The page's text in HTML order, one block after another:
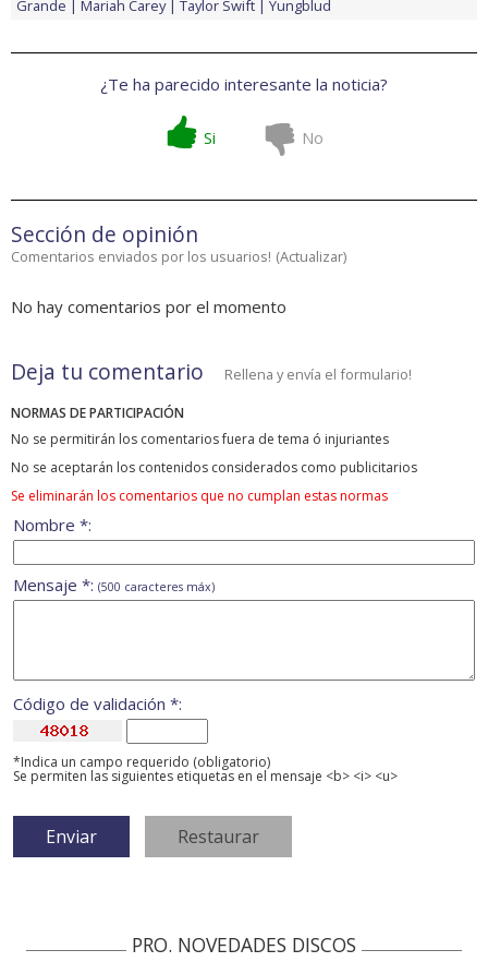
Grande Mariah Carey Taylor Swift Yungblud
¿Te ha parecido interesante la noticia?
Si No
Sección de opinión
Comentarios enviados por los usuarios! (Actualizar)
No hay comentarios por el momento
Deja tu comentario Rellena y envía el formulario!
NORMAS DE PARTICIPACIÓN
No se permitirán los comentarios fuera de tema ó injuriantes
No se aceptarán los contenidos considerados como publicitarios
Se eliminarán los comentarios que no cumplan estas normas
Nombre *:
Mensaje *: (500 caracteres máx)
Código de validación *:
*Indica un campo requerido (obligatorio)
Se permiten las siguientes etiquetas en el mensaje <b> <i> <u>
PRO. NOVEDADES DISCOS